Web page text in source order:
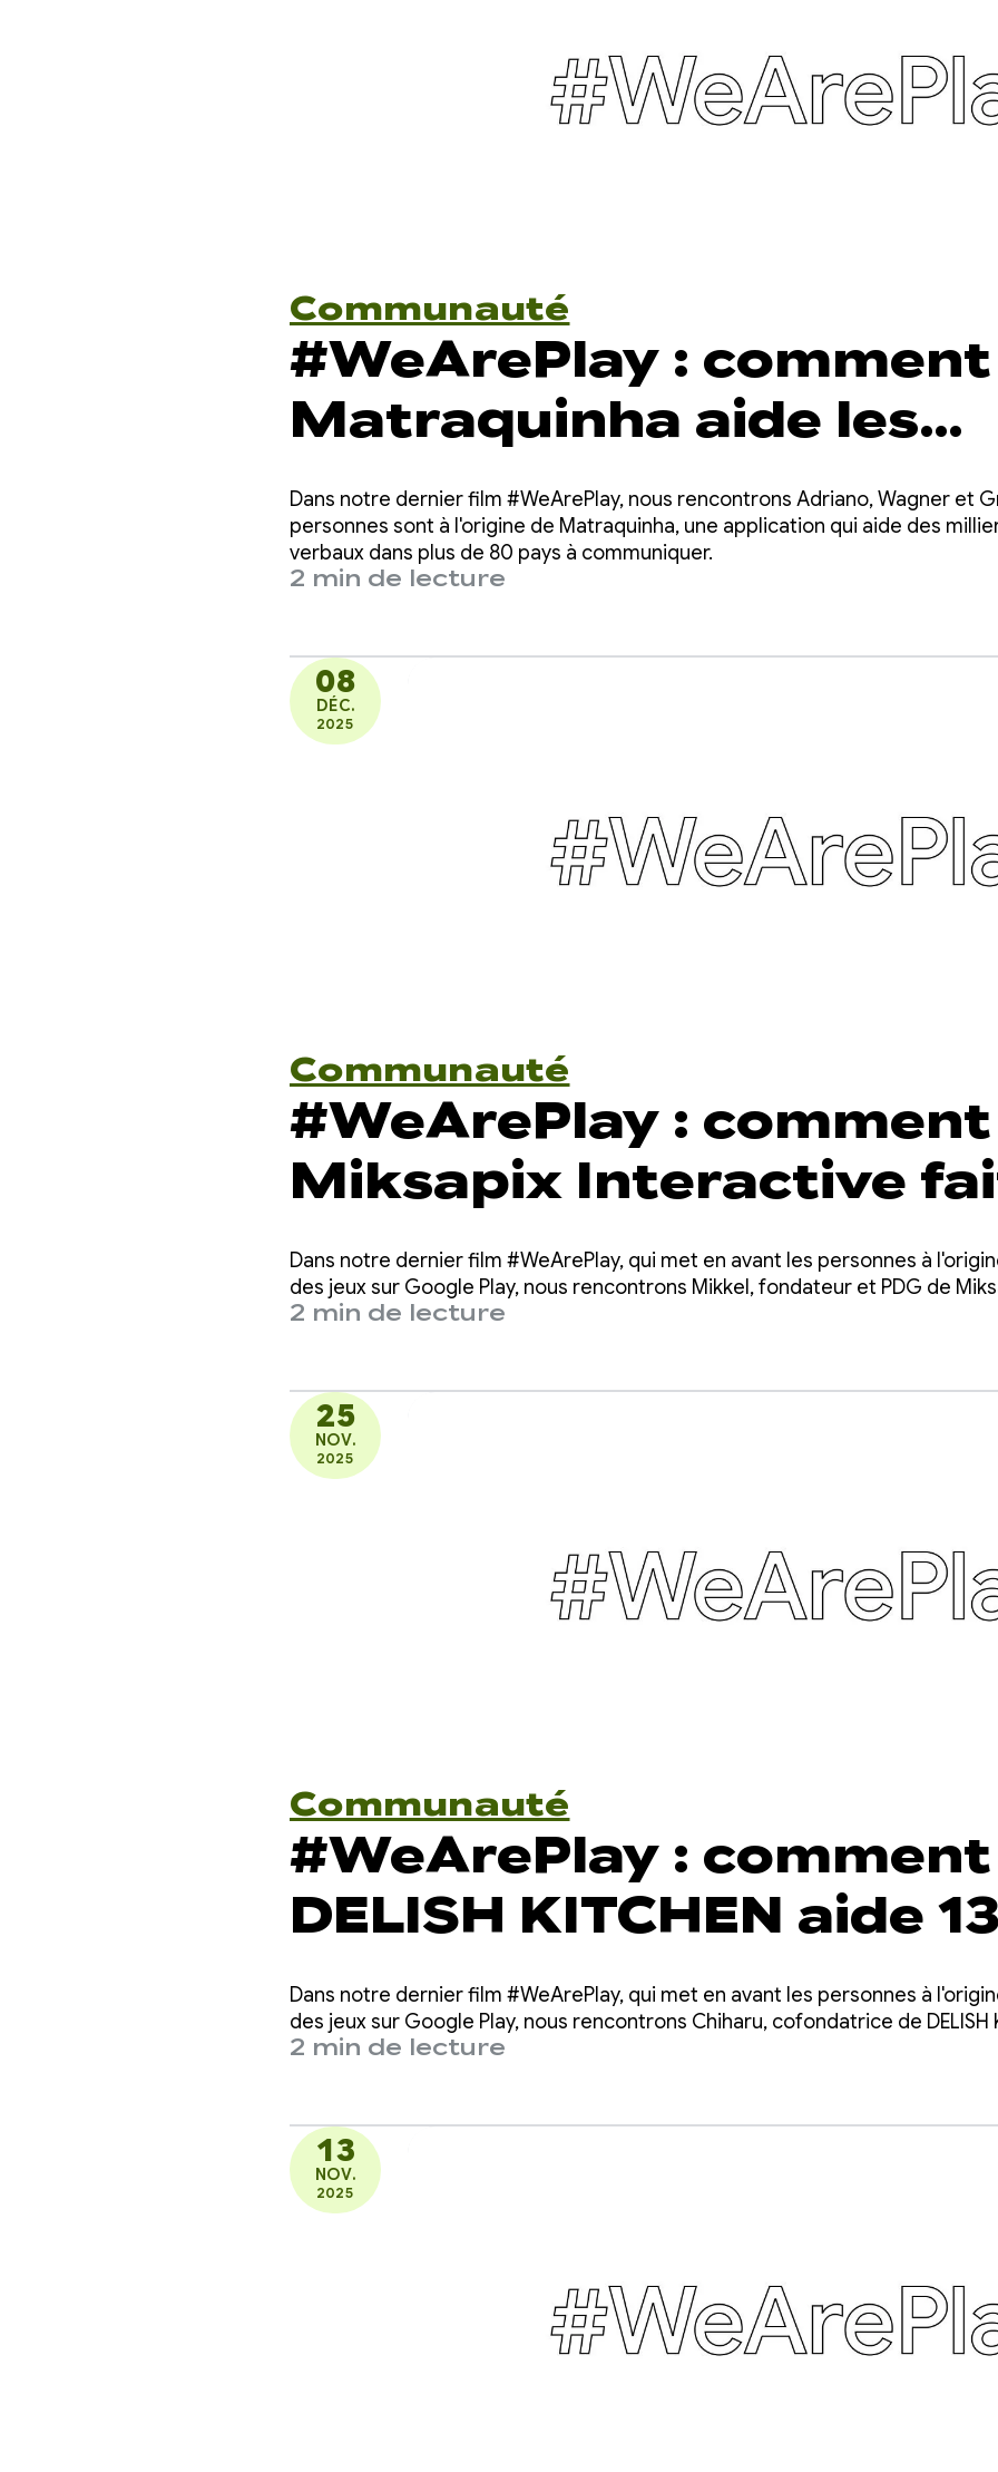
Communauté
#WeArePlay : comment
Matraquinha aide les
enfants non verbaux à
communiquer
Dans notre dernier film #WeArePlay, nous rencontrons Adriano, Wagner et
personnes sont à l'origine de Matraquinha, une application qui aide des
verbaux dans plus de 80 pays à communiquer.
2 min de lecture
08
DÉC.
2025
Communauté
#WeArePlay : comment
Miksapix Interactive
découvrir la
sami aux joueurs du
Dans notre dernier film #WeArePlay, qui met en avant les personnes à
des jeux sur Google Play, nous rencontrons Mikkel, fondateur et PDG de
2 min de lecture
25
NOV.
2025
Communauté
#WeArePlay : comment
DELISH KITCHEN aide 13
millions de cuisiniers à
domicile à résoudre le
Dans notre dernier film #WeArePlay, qui met en avant les personnes à
des jeux sur Google Play, nous rencontrons Chiharu, cofondatrice de DELISH
2 min de lecture
13
NOV.
2025